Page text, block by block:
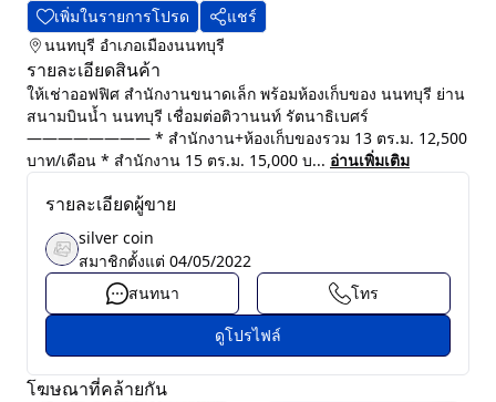
เพิ่มในรายการโปรด
แชร์
นนทบุรี อำเภอเมืองนนทบุรี
รายละเอียดสินค้า
ให้เช่าออฟฟิศ สำนักงานขนาดเล็ก พร้อมห้องเก็บของ นนทบุรี ย่าน
สนามบินน้ำ นนทบุรี เชื่อมต่อติวานนท์ รัตนาธิเบศร์
———————— * สำนักงาน+ห้องเก็บของรวม 13 ตร.ม. 12,500
บาท/เดือน * สำนักงาน 15 ตร.ม. 15,000 บ... อ่านเพิ่มเติม
รายละเอียดผู้ขาย
silver coin
สมาชิกตั้งแต่ 04/05/2022
สนทนา
โทร
ดูโปรไฟล์
โฆษณาที่คล้ายกัน